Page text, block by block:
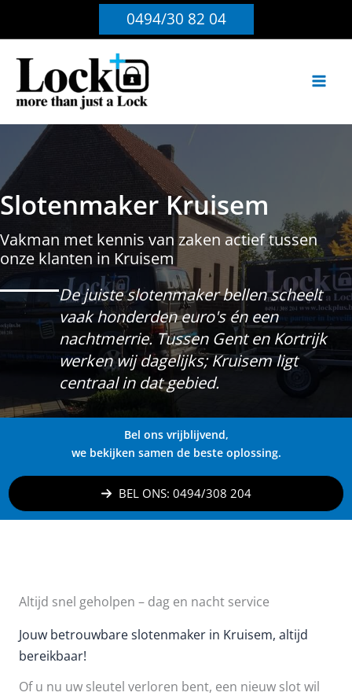
0494/30 82 04
Slotenmaker Kruisem
Vakman met kennis van zaken actief tussen
onze klanten in Kruisem
De juiste slotenmaker bellen scheelt
vaak honderden euro's én een
nachtmerrie. Tussen Gent en Kortrijk
werken wij dagelijks; Kruisem ligt
centraal in dat gebied.
Bel ons vrijblijvend,
we bekijken samen de beste oplossing.
BEL ONS: 0494/308 204
Altijd snel geholpen – dag en nacht service
Jouw betrouwbare slotenmaker in Kruisem, altijd
bereikbaar!
Of u nu uw sleutel verloren bent, een nieuw slot wil